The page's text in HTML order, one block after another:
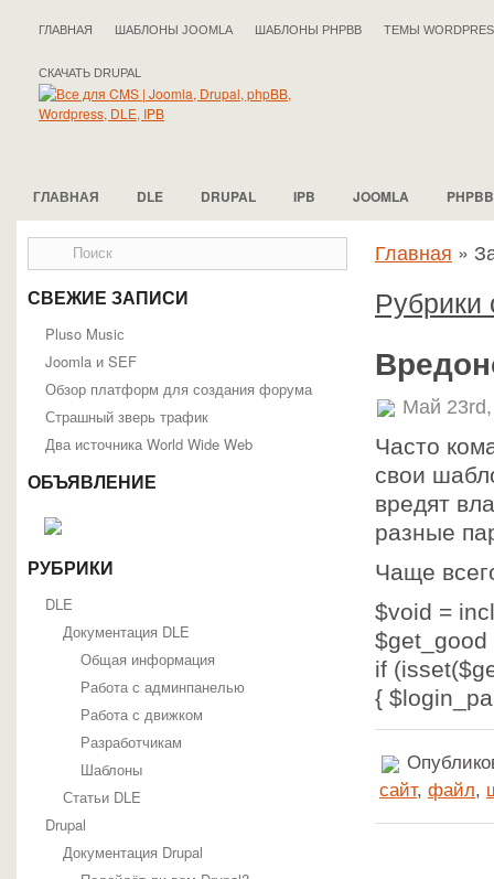
ГЛАВНАЯ ШАБЛОНЫ JOOMLA ШАБЛОНЫ PHPBB ТЕМЫ
СКАЧАТЬ DRUPAL
ГЛАВНАЯ DLE DRUPAL IPB JOOMLA PHPBB
СВЕЖИЕ ЗАПИСИ
Pluso Musiс
Joomla и SEF
Обзор платформ для создания форума
Страшный зверь трафик
Два источника World Wide Web
ОБЪЯВЛЕНИЕ
РУБРИКИ
DLE
Документация DLE
Общая информация
Работа с админпанелью
Работа с движком
Разработчикам
Шаблоны
Статьи DLE
Drupal
Документация Drupal
Главная »
Рубрики
Май
Часто
свои
вредят
разные
Чаще
$void =
$get_good
if
{
сайт, файл,